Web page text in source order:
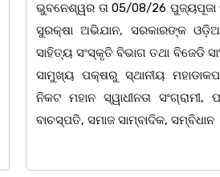
,ନବରବି ସମ ଉଜ୍ଜ୍ବଳମୟ
ନୀଳକଣ୍ଠ lଆଦର୍ଶ ଶିକ୍ଷକ,
ସୁଲେଖକସୁଉଜ୍ଜ୍ବଳ
ପ୍ରତି ଅକ୍ଷରରେମାଟି,ଜାତି କଥା
lସତ୍ୟବାଦୀ ର ବନବିଦ୍ୟାଳୟେ
ଚେତନା,ଅଜ୍ଞାନଅନ୍ଧାର ଦୂରୀଭୂତକଲବାଣ୍ଟି